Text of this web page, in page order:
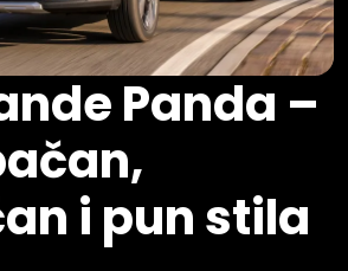
Panda –
i pun stila